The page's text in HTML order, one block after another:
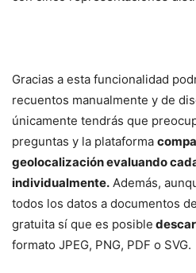
Gracias a esta funcionalidad
recuentos manualmente y de
únicamente tendrás que
preguntas y la plataforma
geolocalización evaluando
individualmente. Además,
todos los datos a documentos
gratuita sí que es posible
formato JPEG, PNG, PDF o SVG.